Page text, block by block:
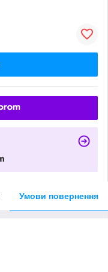
Умови повернення